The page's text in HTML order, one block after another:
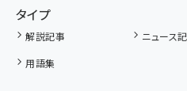
タイプ
解説記事 ニュース
用語集